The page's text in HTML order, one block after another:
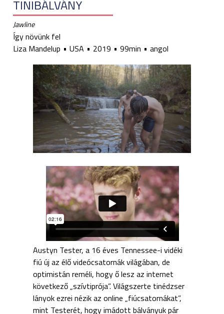
TINIBÁLVÁNY
Jawline
Így növünk fel
Liza Mandelup
USA 2019 99min angol
Austyn Tester, a 16 éves Tennessee-i vidéki
fiú új az élő videócsatornák világában, de
optimistán reméli, hogy ő lesz az internet
következő „szívtiprója”. Világszerte tinédzser
lányok ezrei nézik az online „fiúcsatornákat”,
mint Testerét, hogy imádott bálványuk pár